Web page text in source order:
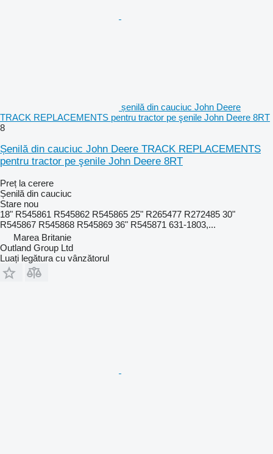
șenilă din cauciuc John Deere
TRACK REPLACEMENTS pentru tractor pe şenile John Deere 8RT
8
Șenilă din cauciuc John Deere TRACK REPLACEMENTS
pentru tractor pe şenile John Deere 8RT
Preț la cerere
Șenilă din cauciuc
Stare nou
18" R545861 R545862 R545865 25" R265477 R272485 30"
R545867 R545868 R545869 36" R545871 631-1803,...
Marea Britanie
Outland Group Ltd
Luați legătura cu vânzătorul